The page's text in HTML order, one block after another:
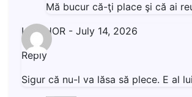
Mă bucur că-ţi place şi că ai
LIVISHOR - July 14, 2026
Reply
Sigur că nu-l va lăsa să plece. E al